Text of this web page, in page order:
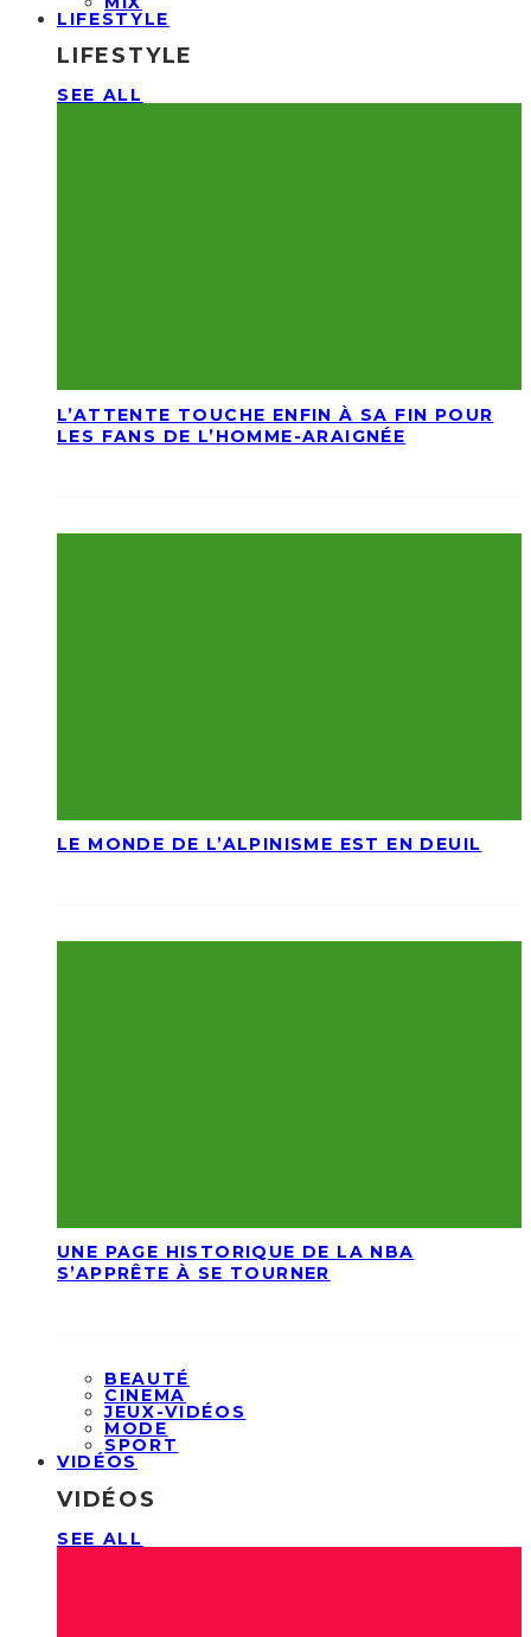
LIFESTYLE
LIFESTYLE
SEE ALL
L’ATTENTE TOUCHE ENFIN À SA FIN POUR
LES FANS DE L’HOMME-ARAIGNÉE
LE MONDE DE L’ALPINISME EST EN DEUIL
UNE PAGE HISTORIQUE DE LA NBA
S’APPRÊTE À SE TOURNER
BEAUTÉ
CINEMA
JEUX-VIDÉOS
MODE
SPORT
VIDÉOS
VIDÉOS
SEE ALL